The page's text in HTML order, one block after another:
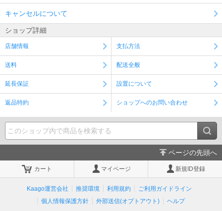
キャンセルについて
ショップ詳細
店舗情報 支払方法
送料 配送全般
延長保証 設置について
返品特約 ショップへのお問い合わせ
ページの先頭へ
カート マイページ 新規ID登録
Kaago運営会社 推奨環境 利用規約
ご利用ガイドライン
個人情報保護方針
外部送信(オプトアウト) ヘルプ